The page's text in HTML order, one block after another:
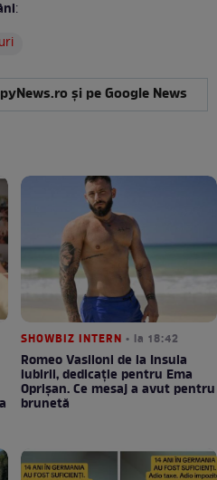
:
și pe Google News
SHOWBIZ INTERN • la 18:42
Romeo Vasiloni de la Insula
iubirii, dedicație pentru Ema
Oprișan. Ce mesaj a avut pentru
brunetă